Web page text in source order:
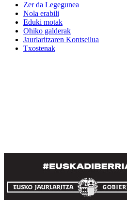
Zer da Legegunea
Nola erabili
Eduki motak
Ohiko galderak
Jaurlaritzaren Kontseilua
Txostenak